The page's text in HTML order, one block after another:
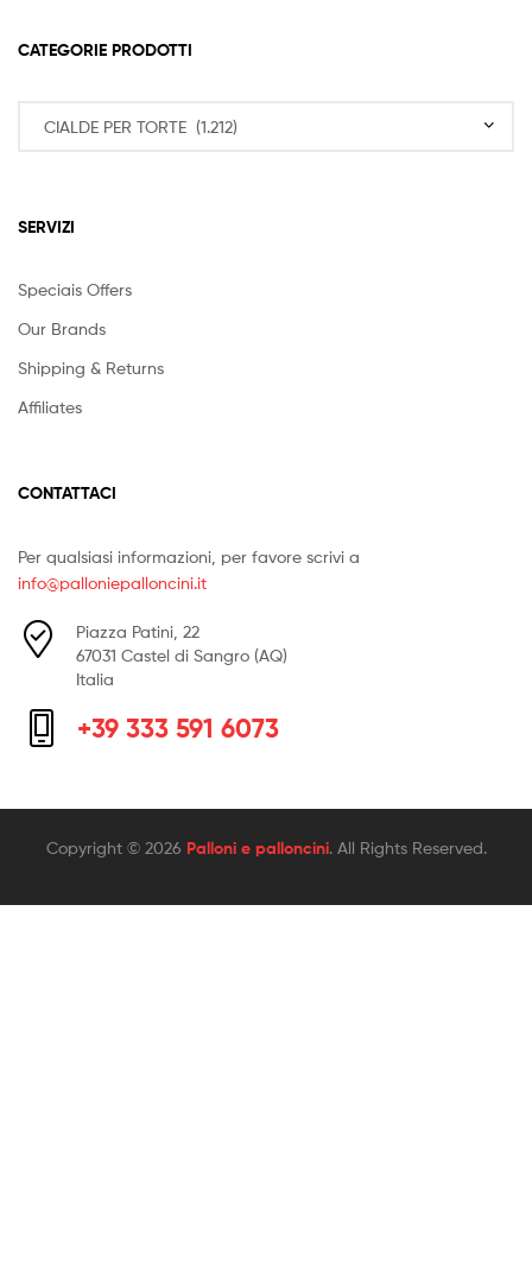
CATEGORIE PRODOTTI
SERVIZI
Speciais Offers
Our Brands
Shipping & Returns
Affiliates
CONTATTACI
Per qualsiasi informazioni, per favore scrivi a
info@palloniepalloncini.it
Piazza Patini, 22
67031 Castel di Sangro (AQ)
Italia
+39 333 591 6073
Copyright © 2026 Palloni e palloncini. All Rights Reserved.